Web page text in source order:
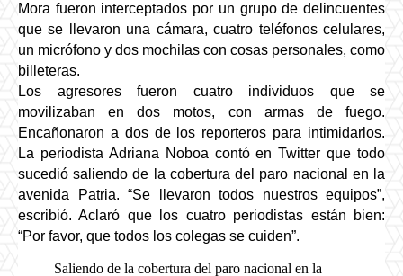
Mora fueron interceptados por un grupo de delincuentes
que se llevaron una cámara, cuatro teléfonos celulares,
un micrófono y dos mochilas con cosas personales, como
billeteras.
Los agresores fueron cuatro individuos que se
movilizaban en dos motos, con armas de fuego.
Encañonaron a dos de los reporteros para intimidarlos.
La periodista Adriana Noboa contó en Twitter que todo
sucedió saliendo de la cobertura del paro nacional en la
avenida Patria. “Se llevaron todos nuestros equipos”,
escribió. Aclaró que los cuatro periodistas están bien:
“Por favor, que todos los colegas se cuiden”.
Saliendo de la cobertura del paro nacional en la